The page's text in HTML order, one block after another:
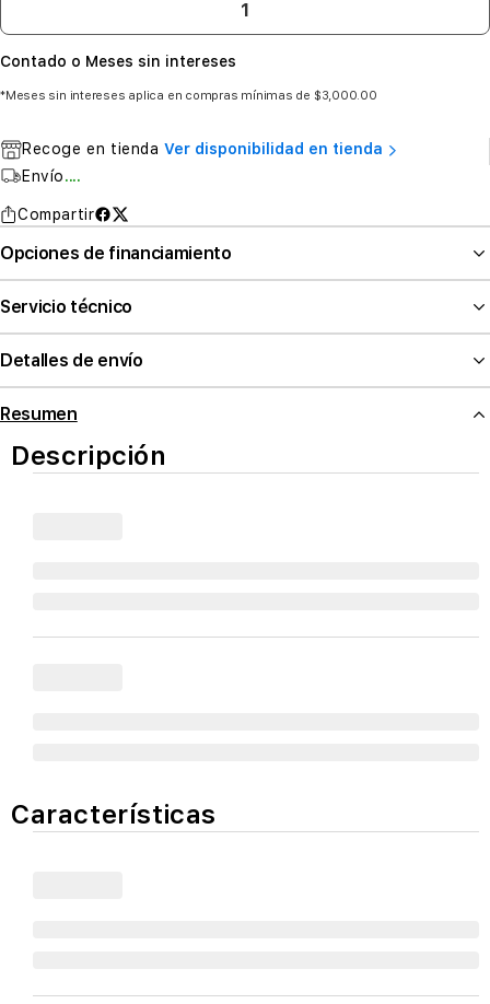
Contado o Meses sin intereses
*Meses sin intereses aplica en compras mínimas de $3,000.00
Recoge en tienda Ver disponibilidad en tienda
Envío....
Compartir
Opciones de financiamiento
Servicio técnico
Detalles de envío
Resumen
Descripción
Características